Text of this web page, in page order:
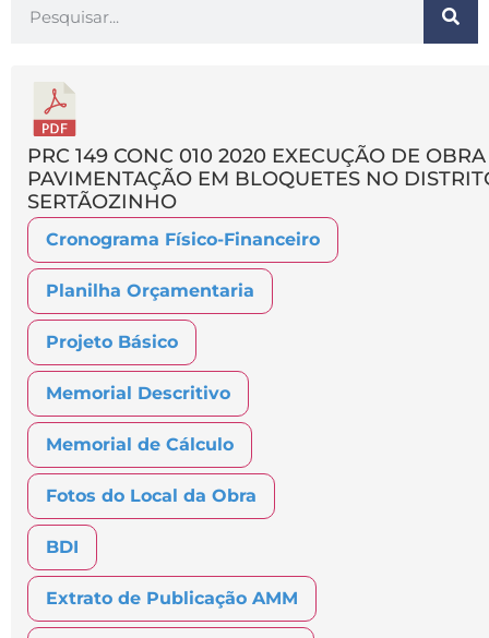
PRC 149 CONC 010 2020 EXECUÇÃO DE
PAVIMENTAÇÃO EM BLOQUETES NO
SERTÃOZINHO
Cronograma Físico-Financeiro
Planilha Orçamentaria
Projeto Básico
Memorial Descritivo
Memorial de Cálculo
Fotos do Local da Obra
BDI
Extrato de Publicação AMM